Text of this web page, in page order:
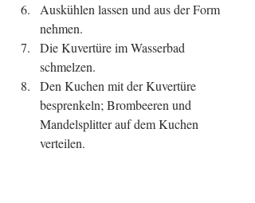
Auskühlen lassen und aus der Form
nehmen.
Die Kuvertüre im Wasserbad
schmelzen.
Den Kuchen mit der Kuvertüre
besprenkeln; Brombeeren und
Mandelsplitter auf dem Kuchen
verteilen.